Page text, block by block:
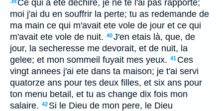
Ce qui a ete dechire, je ne te l'ai pas rapporte;
moi j'ai du en souffrir la perte; tu as redemande de
ma main ce qui m'avait ete vole de jour et ce qui
m'avait ete vole de nuit. 40J'en etais là, que, de
jour, la secheresse me devorait, et de nuit, la
gelee; et mon sommeil fuyait mes yeux. 41 Ces
vingt annees j'ai ete dans ta maison; je t'ai servi
quatorze ans pour tes deux filles, et six ans pour
ton menu betail, et tu as change dix fois mon
salaire. 42 Si le Dieu de mon pere, le Dieu